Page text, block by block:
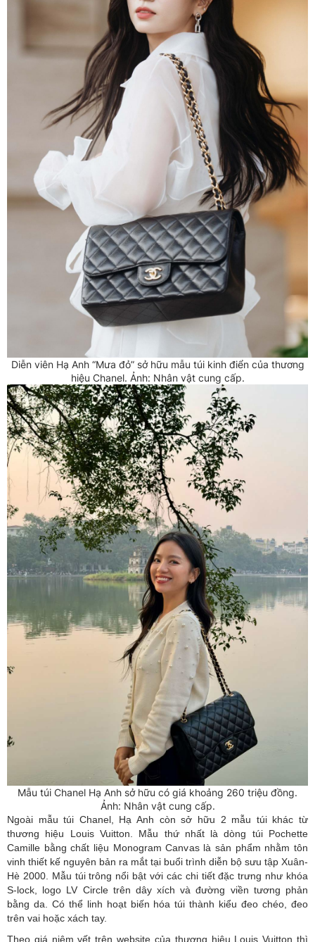
Diễn viên Hạ Anh “Mưa đỏ” sở hữu mẫu túi kinh điển của thương
hiệu Chanel. Ảnh: Nhân vật cung cấp.
Mẫu túi Chanel Hạ Anh sở hữu có giá khoảng 260 triệu đồng.
Ảnh: Nhân vật cung cấp.
Ngoài mẫu túi Chanel, Hạ Anh còn sở hữu 2 mẫu túi khác từ
thương hiệu Louis Vuitton. Mẫu thứ nhất là dòng túi Pochette
Camille bằng chất liệu Monogram Canvas là sản phẩm nhằm tôn
vinh thiết kế nguyên bản ra mắt tại buổi trình diễn bộ sưu tập Xuân-
Hè 2000. Mẫu túi trông nổi bật với các chi tiết đặc trưng như khóa
S-lock, logo LV Circle trên dây xích và đường viền tương phản
bằng da. Có thể linh hoạt biến hóa túi thành kiểu đeo chéo, đeo
trên vai hoặc xách tay.
Theo giá niêm yết trên website của thương hiệu Louis Vuitton thì